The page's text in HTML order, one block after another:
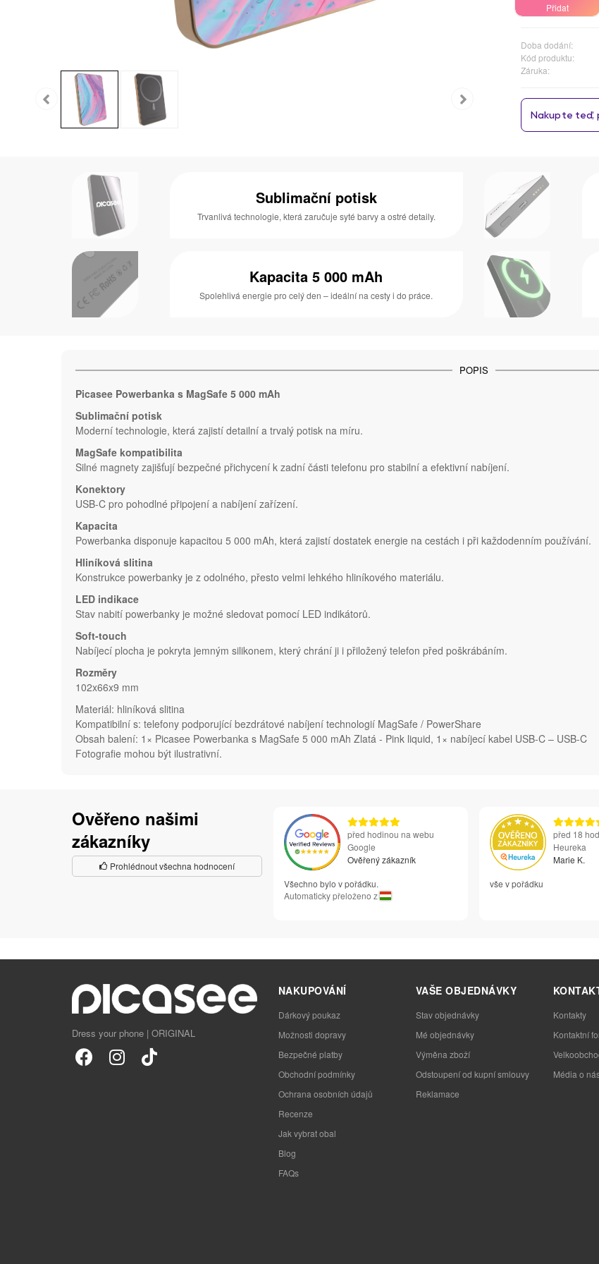
Přidat
Doba dodání:
Kód produktu:
Záruka:
Sublimační potisk
Trvanlivá technologie, která zaručuje syté barvy a ostré detaily.
Kapacita 5 000 mAh
Spolehlivá energie pro celý den – ideální na cesty i do práce.
POPIS
Picasee Powerbanka s MagSafe 5 000 mAh
Sublimační potisk
Moderní technologie, která zajistí detailní a trvalý potisk na míru.
MagSafe kompatibilita
Silné magnety zajišťují bezpečné přichycení k zadní části telefonu pro stabilní a efektivní nabíjení.
Konektory
USB-C pro pohodlné připojení a nabíjení zařízení.
Kapacita
Powerbanka disponuje kapacitou 5 000 mAh, která zajistí dostatek energie na cestách i při každodenním používání.
Hliníková slitina
Konstrukce powerbanky je z odolného, přesto velmi lehkého hliníkového materiálu.
LED indikace
Stav nabití powerbanky je možné sledovat pomocí LED indikátorů.
Soft-touch
Nabíjecí plocha je pokryta jemným silikonem, který chrání ji i přiložený telefon před poškrábáním.
Rozměry
102x66x9 mm
Materiál: hliníková slitina
Kompatibilní s: telefony podporující bezdrátové nabíjení technologií MagSafe / PowerShare
Obsah balení: 1× Picasee Powerbanka s MagSafe 5 000 mAh Zlatá - Pink liquid, 1× nabíjecí kabel USB-C – USB-C
Fotografie mohou být ilustrativní.
Ověřeno našimi
zákazníky
Prohlédnout všechna hodnocení
před hodinou na webu
Google
Ověřený zákazník
Všechno bylo v pořádku.
Automaticky přeloženo z
před 18
Heureka
Marie K.
vše v pořádku
Dress your phone | ORIGINAL
NAKUPOVÁNÍ
Dárkový poukaz
Možnosti dopravy
Bezpečné platby
Obchodní podmínky
Ochrana osobních údajů
Recenze
Jak vybrat obal
Blog
FAQs
VAŠE OBJEDNÁVKY
Stav objednávky
Mé objednávky
Výměna zboží
Odstoupení od kupní smlouvy
Reklamace
Kontakty
Kontaktní
Média o